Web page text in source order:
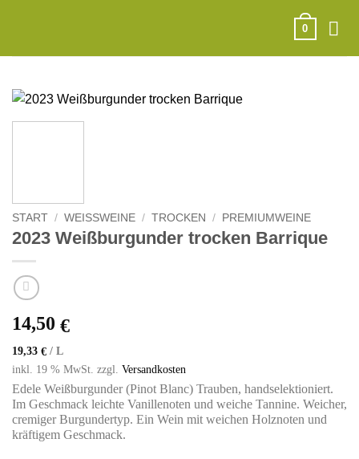
0
START / WEISSWEINE / TROCKEN / PREMIUMWEINE
2023 Weißburgunder trocken Barrique
14,50 €
19,33 € / L
inkl. 19 % MwSt. zzgl. Versandkosten
Edele Weißburgunder (Pinot Blanc) Trauben, handselektioniert.
Im Geschmack leichte Vanillenoten und weiche Tannine. Weicher,
cremiger Burgundertyp. Ein Wein mit weichen Holznoten und
kräftigem Geschmack.